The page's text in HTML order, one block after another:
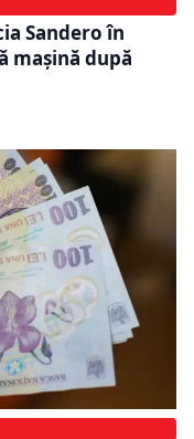
Sandero în
mașină după